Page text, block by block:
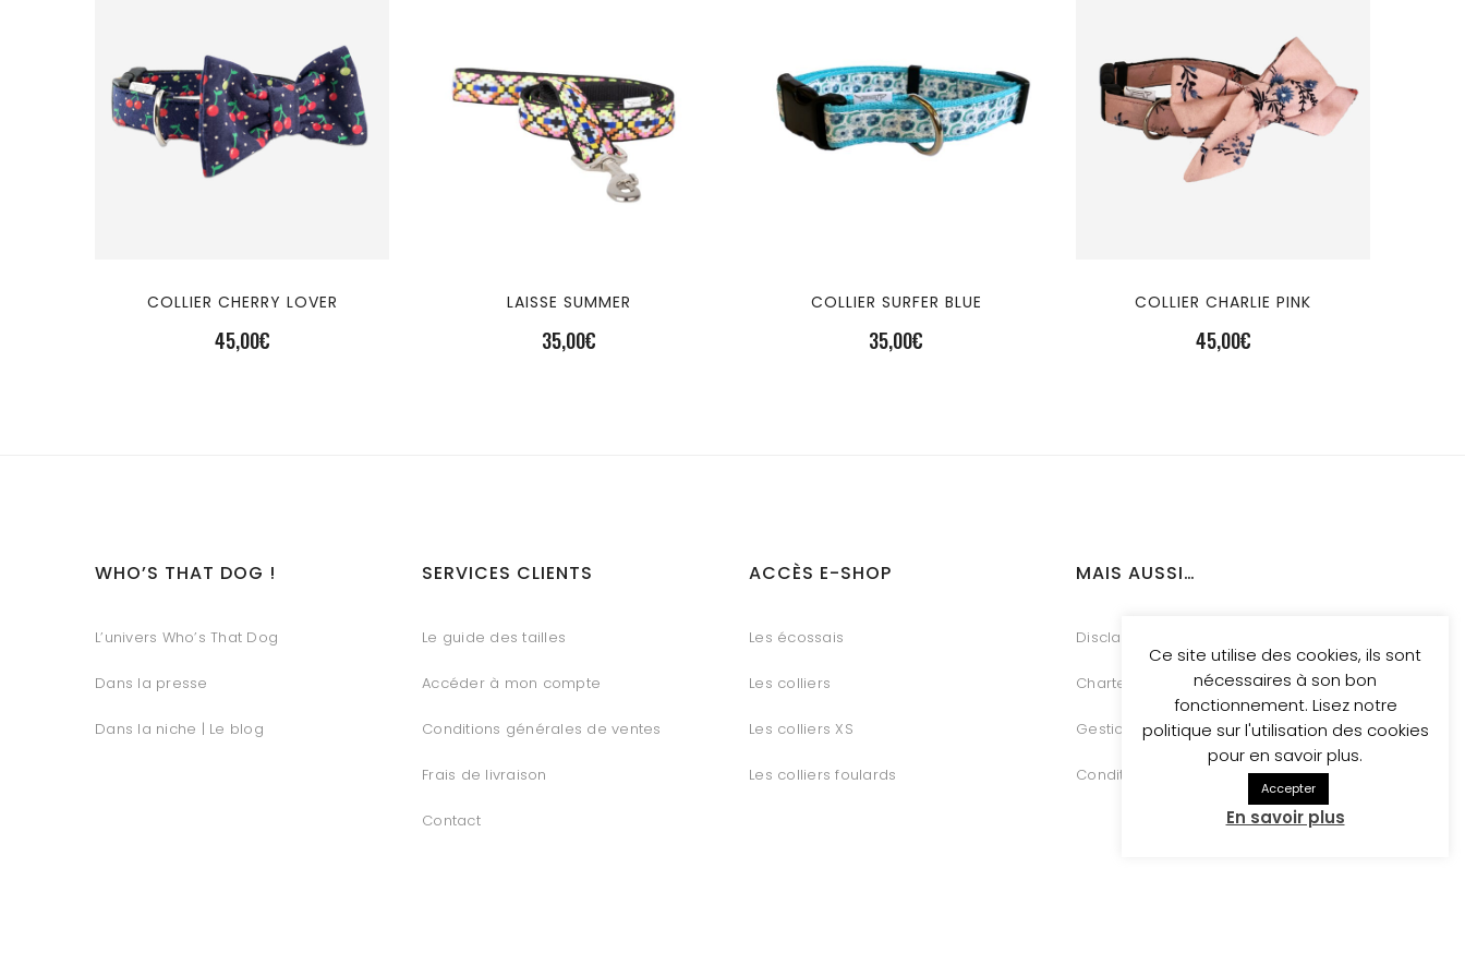
COLLIER CHERRY LOVER
45,00€
LAISSE SUMMER
35,00€
COLLIER SURFER BLUE
35,00€
COLLIER CHARLIE PINK
45,00€
WHO’S THAT DOG !
L’univers Who’s That Dog
Dans la presse
Dans la niche | Le blog
SERVICES CLIENTS
Le guide des tailles
Accéder à mon compte
Conditions générales de ventes
Frais de livraison
Contact
ACCÈS E-SHOP
Les écossais
Les colliers
Les colliers XS
Les colliers foulards
MAIS AUSSI…
Disclaimer
Charte Vie Privée
Gestion des Cookies
Conditions générales de vente
Ce site utilise des cookies, ils sont
nécessaires à son bon
fonctionnement. Lisez notre
politique sur l'utilisation des cookies
pour en savoir plus.
Accepter
En savoir plus